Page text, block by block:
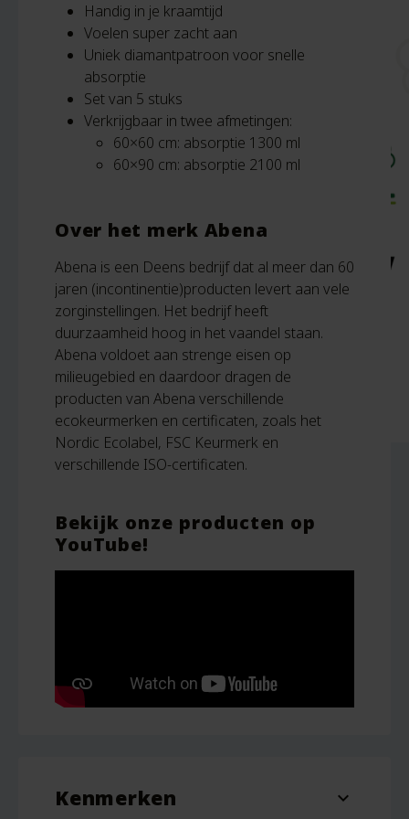
Handig in je kraamtijd
Voelen super zacht aan
Uniek diamantpatroon voor snelle
absorptie
Set van 5 stuks
Verkrijgbaar in twee afmetingen:
60×60 cm: absorptie 1300 ml
60×90 cm: absorptie 2100 ml
Over het merk Abena
Abena is een Deens bedrijf dat al meer dan 60
jaren (incontinentie)producten levert aan vele
zorginstellingen. Het bedrijf heeft
duurzaamheid hoog in het vaandel staan.
Abena voldoet aan strenge eisen op
milieugebied en daardoor dragen de
producten van Abena verschillende
ecokeurmerken en certificaten, zoals het
Nordic Ecolabel, FSC Keurmerk en
verschillende ISO-certificaten.
Bekijk onze producten op
YouTube!
Kenmerken expand_more